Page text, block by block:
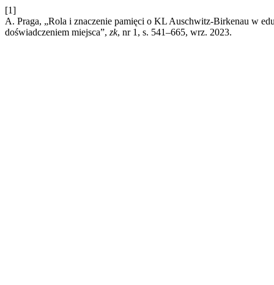
[1]
A. Praga, „Rola i znaczenie pamięci o KL Auschwitz-Birkenau w
doświadczeniem miejsca”, zk, nr 1, s. 541–665, wrz. 2023.